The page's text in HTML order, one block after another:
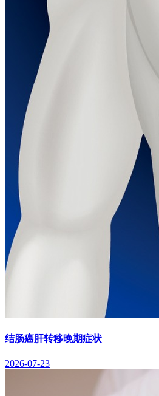
结肠癌肝转移晚期症状
2026-07-23